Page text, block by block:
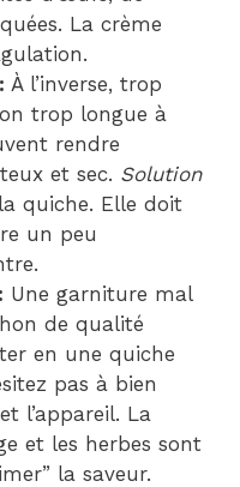
La crème
À l’inverse, trop
trop longue à
rendre
et sec. Solution
quiche. Elle doit
un peu
Une garniture mal
de qualité
en une quiche
pas à bien
l’appareil. La
et les herbes sont
la saveur.